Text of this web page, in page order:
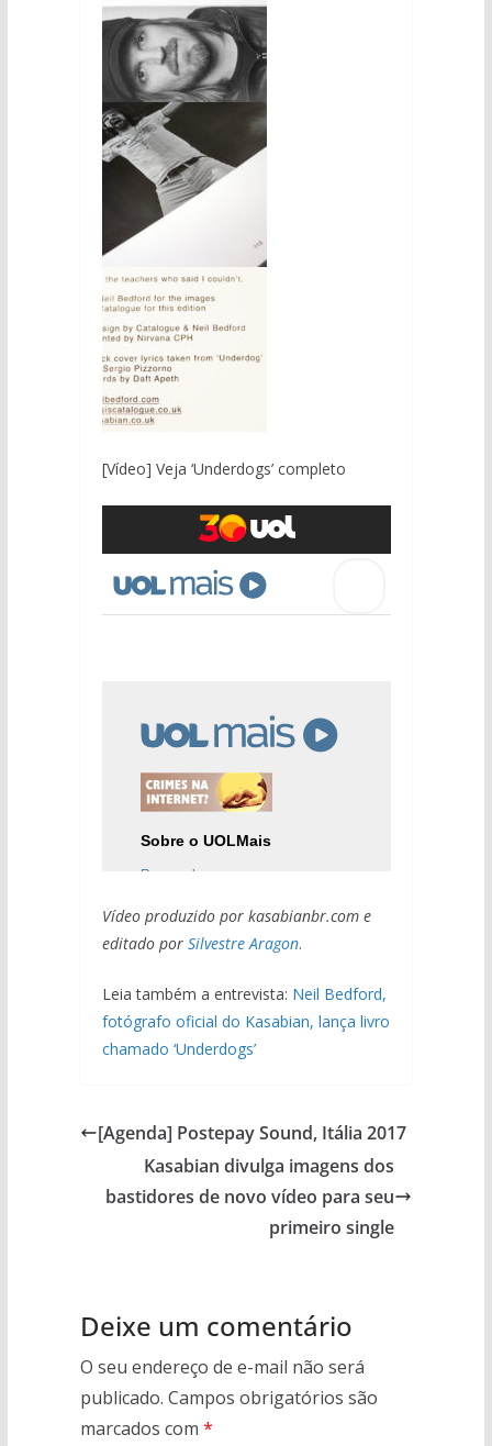
[Vídeo] Veja ‘Underdogs’ completo
Vídeo produzido por kasabianbr.com e
editado por Silvestre Aragon.
Leia também a entrevista: Neil Bedford,
fotógrafo oficial do Kasabian, lança livro
chamado ‘Underdogs’
[Agenda] Postepay Sound, Itália 2017
Kasabian divulga imagens dos
bastidores de novo vídeo para seu
primeiro single
Deixe um comentário
O seu endereço de e-mail não será
publicado. Campos obrigatórios são
marcados com *